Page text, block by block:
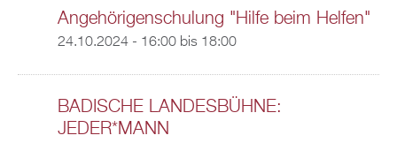
Angehörigenschulung "Hilfe beim Helfen"
24.10.2024 - 16:00bis 18:00
BADISCHE LANDESBÜHNE:
JEDER*MANN